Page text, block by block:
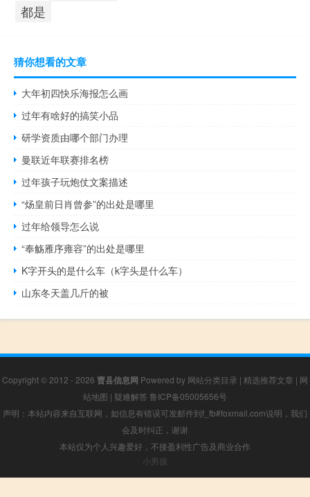
都是
猜你想看的文章
大年初四快乐海报怎么画
过年有啥好的搞笑小品
研学资质由哪个部门办理
曼联近年联赛排名榜
过年孩子玩炮仗文案描述
“炀皇前日肖曾参”的出处是哪里
过年给领导怎么说
“奉觞雁序雍容”的出处是哪里
K字开头的是什么车（k字头是什么车）
山东冬天盖几斤的被
Copyright © 2012 - 2026 曹县信息网 Powered by 网站分类目录 | 精选推荐文章 | 网
站地图 | 疑难解答 鲁ICP备05005656号
声明：本站内容来自互联网，如信息有错误可发邮件到f_fb#foxmail.com说明，我们
会及时纠正，谢谢
本站仅为个人兴趣爱好，不接盈利性广告及商业合作
小男孩